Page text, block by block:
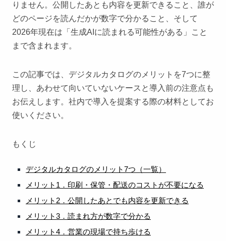
りません。 公開したあとも内容を更新できること、誰が
どのページを読んだかが数字で分かること、そして
2026年現在は「生成AIに読まれる可能性がある」こと
まで含まれます。
この記事では、デジタルカタログのメリットを7つに整
理し、あわせて向いていないケースと導入前の注意点も
お伝えします。社内で導入を提案する際の材料としてお
使いください。
もくじ
デジタルカタログのメリット7つ（一覧）
メリット1．印刷・保管・配送のコストが不要になる
メリット2．公開したあとでも内容を更新できる
メリット3．読まれ方が数字で分かる
メリット4．営業の現場で持ち歩ける